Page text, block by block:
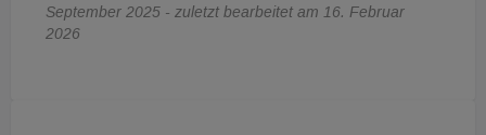
September 2025 - zuletzt bearbeitet am 16. Februar
2026